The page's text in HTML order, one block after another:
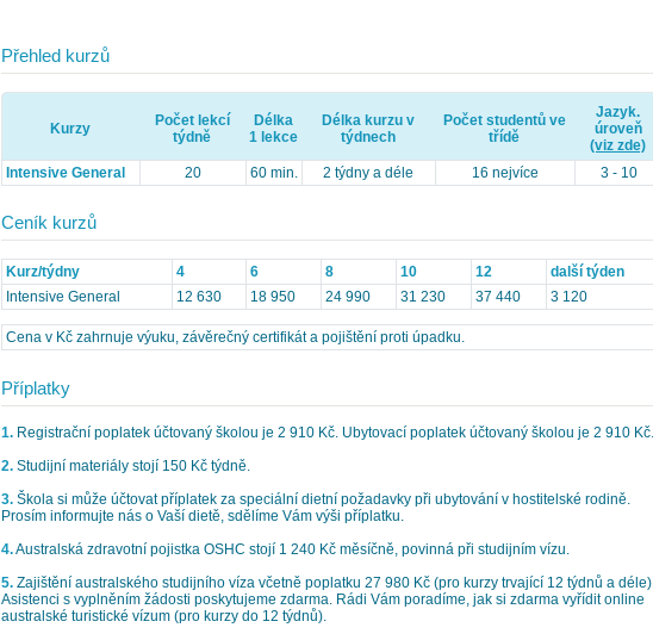
Přehled kurzů
Kurzy
Počet lekcí
týdně
Délka
1 lekce
Délka kurzu v
týdnech
Počet studentů ve
třídě
Jazyk.
úroveň
(viz zde)
Intensive General
20 60 min. 2 týdny a déle 16 nejvíce 3 - 10
Ceník kurzů
Kurz/týdny 4 6 8 10 12
další týden
Intensive General
12 630 18 950 24 990 31 230 37 440 3 120
Cena v Kč zahrnuje výuku, závěrečný certifikát a pojištění proti úpadku.
Příplatky
1. Registrační poplatek účtovaný školou je 2 910 Kč. Ubytovací poplatek účtovaný školou je 2 910 Kč.
2. Studijní materiály stojí 150 Kč týdně.
3. Škola si může účtovat příplatek za speciální dietní požadavky při ubytování v hostitelské rodině.
Prosím informujte nás o Vaší dietě, sdělíme Vám výši příplatku.
4.Australská zdravotní pojistka OSHC stojí 1 240 Kč měsíčně, povinná při studijním vízu.
5. Zajištění australského studijního víza včetně poplatku 27 980 Kč (pro kurzy trvající 12 týdnů a déle).
Asistenci s vyplněním žádosti poskytujeme zdarma. Rádi Vám poradíme, jak si zdarma vyřídit online
australské turistické vízum (pro kurzy do 12 týdnů).